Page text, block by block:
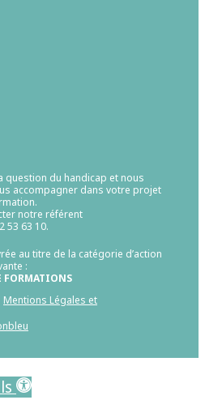
du handicap et nous
accompagner dans votre projet
notre référent
53 63 10.
au titre de la catégorie d’action
:
FORMATIONS
Mentions Légales et